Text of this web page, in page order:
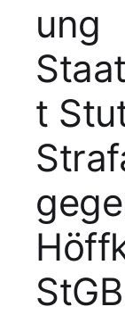
ung
t
StGB